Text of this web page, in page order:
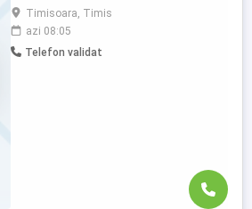
profesionala intr-o pozitie similara;
Cunostinte legate de gestionarea
marfurilor: documentatie, mod de pastrare
si evidenta; Cunoștințe de bază în
Timisoara, Timis
azi 08:05
Telefon validat